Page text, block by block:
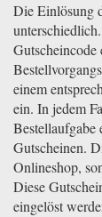
Die Einlösung
einem
ein. In jedem
Bestellaufgabe
Gutscheinen.
Onlineshop,
Diese
eingelöst